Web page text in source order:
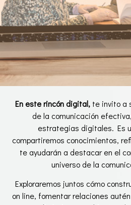
En este rincón digital,te invito a
de la comunicación
estrategias digitales. Es
compartiremos conocimientos,
te ayudarán a destacar en el
universo de la
Exploraremos juntos cómo
on line, fomentar relaciones